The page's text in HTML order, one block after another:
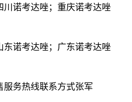
川诺考达唑；重庆诺考达唑
东诺考达唑；广东诺考达唑
服务热线联系方式张军